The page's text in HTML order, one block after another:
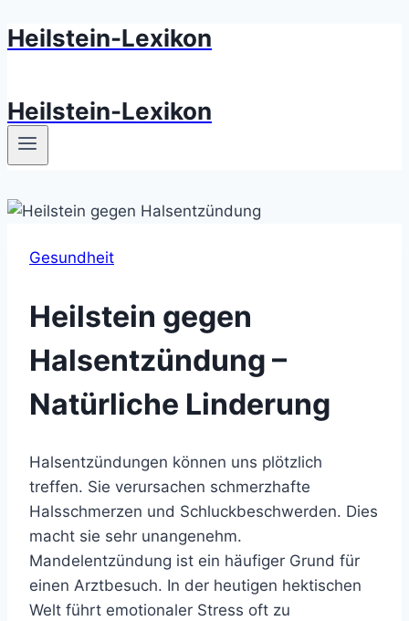
Zum
Heilstein-Lexikon
Heilstein-Lexikon
Gesundheit
Heilstein gegen
Halsentzündung –
Natürliche Linderung
Halsentzündungen können uns plötzlich
treffen. Sie verursachen schmerzhafte
Halsschmerzen und Schluckbeschwerden. Dies
macht sie sehr unangenehm.
Mandelentzündung ist ein häufiger Grund für
einen Arztbesuch. In der heutigen hektischen
Welt führt emotionaler Stress oft zu